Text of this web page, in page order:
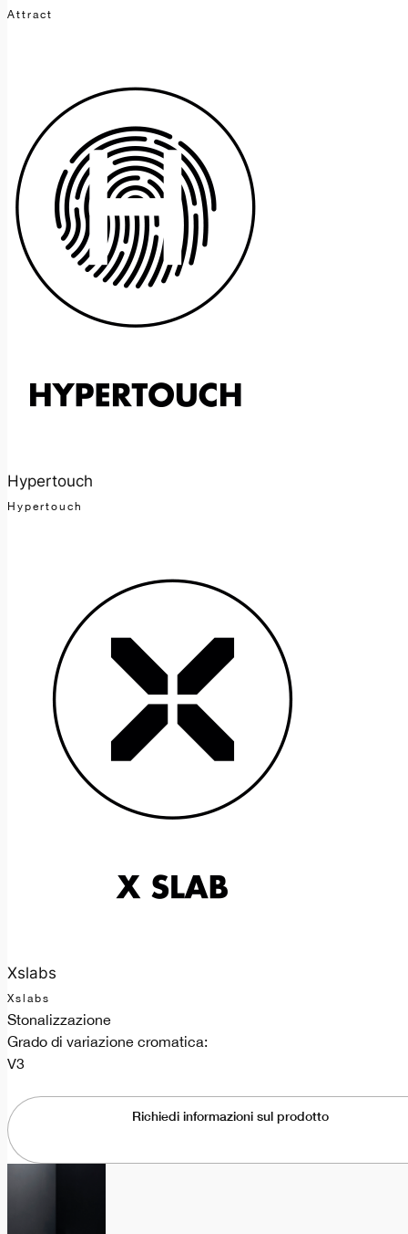
Attract
Hypertouch
Hypertouch
Xslabs
Xslabs
Stonalizzazione
Grado di variazione cromatica:
V3
Richiedi informazioni sul prodotto